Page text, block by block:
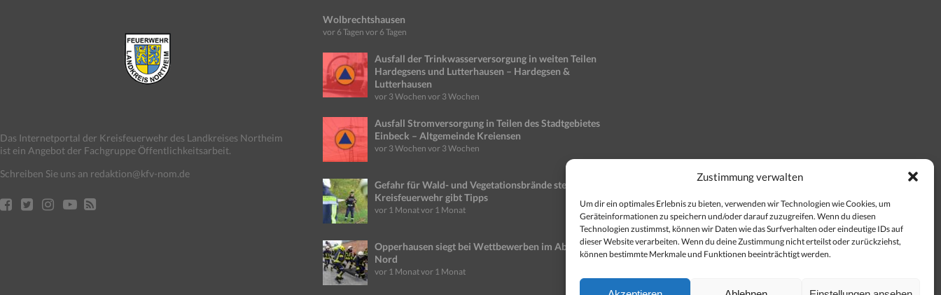
Zustimmung verwalten
Um dir ein optimales Erlebnis zu bieten, verwenden wir Technologien wie Cookies, um
Geräteinformationen zu speichern und/oder darauf zuzugreifen. Wenn du diesen
Technologien zustimmst, können wir Daten wie das Surfverhalten oder eindeutige IDs auf
dieser Website verarbeiten. Wenn du deine Zustimmung nicht erteilst oder zurückziehst,
können bestimmte Merkmale und Funktionen beeinträchtigt werden.
Das Internetportal der Kreisfeuerwehr des Landkreises Northeim
ist ein Angebot der Fachgruppe Öffentlichkeitsarbeit.
Schreiben Sie uns an redaktion@kfv-nom.de
Wolbrechtshausen
vor 6 Tagen vor 6 Tagen
Ausfall der Trinkwasserversorgung in weiten Teilen
Hardegsens und Lutterhausen – Hardegsen &
Lutterhausen
vor 3 Wochen vor 3 Wochen
Ausfall Stromversorgung in Teilen des Stadtgebietes
Einbeck – Altgemeinde Kreiensen
vor 3 Wochen vor 3 Wochen
Gefahr für Wald- und Vegetationsbrände steigt weiter:
Kreisfeuerwehr gibt Tipps
vor 1 Monatvor 1 Monat
Opperhausen siegt bei Wettbewerben im Abschnitt
Nord
vor 1 Monatvor 1 Monat